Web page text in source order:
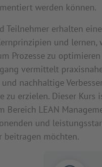
werden können.
Teilnehmer erhalten
und lernen,
Prozesse zu
vermittelt
nachhaltige
zu erzielen. Dieser Kurs
Bereich LEAN
und
beitragen möchten.